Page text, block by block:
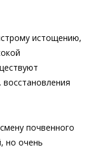
истощению,
почвенного
но очень